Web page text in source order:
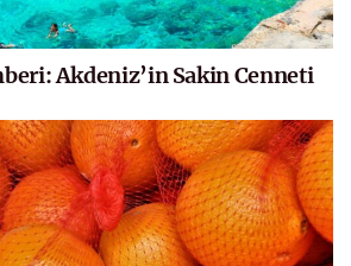
Akdeniz’in Sakin Cenneti